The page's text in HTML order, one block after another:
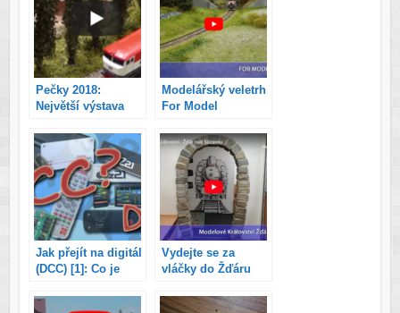
Expres!
MODELLBRNO
2019
Pečky 2018:
Největší výstava
kolejišť v ČR
Modelářský veletrh
For Model
Jak přejít na digitál
(DCC) [1]: Co je
železnice?
Vydejte se za
vláčky do Žďáru
už jsme tam byli